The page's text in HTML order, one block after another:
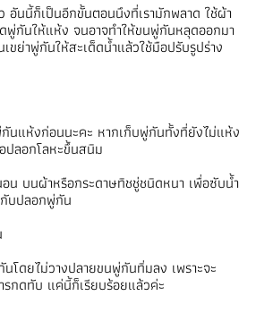
อันนี้ก็เป็นอีกขั้นตอนนึงที่เรามักพลาด ใช้ผ้า
พู่กันให้แห้ง จนอาจทำให้ขนพู่กันหลุดออกมา
ขย่าพู่กันให้สะเด็ดน้ำแล้วใช้มือปรับรูปร่าง
นแห้งก่อนนะคะ หากเก็บพู่กันทั้งที่ยังไม่แห้ง
ปลอกโลหะขึ้นสนิม
น บนผ้าหรือกระดาษทิชชู่ชนิดหนา เพื่อซับน้ำ
บปลอกพู่กัน
ดยไม่วางปลายขนพู่กันทิ่มลง เพราะจะ
รกดทับ แค่นี้ก็เรียบร้อยแล้วค่ะ